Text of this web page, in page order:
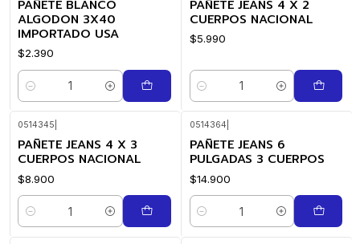
PAÑETE BLANCO
ALGODON 3X40
IMPORTADO USA
$2.390
Cantidad
PAÑETE JEANS 4 X 2
CUERPOS NACIONAL
$5.990
Cantidad
0514345
PAÑETE JEANS 4 X 3
CUERPOS NACIONAL
$8.900
Cantidad
0514364
PAÑETE JEANS 6
PULGADAS 3 CUERPOS
$14.900
Cantidad